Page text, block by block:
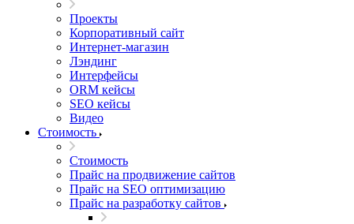
Проекты
Корпоративный сайт
Интернет-магазин
Лэндинг
Интерфейсы
ORM кейсы
SEO кейсы
Видео
Стоимость
Стоимость
Прайс на продвижение сайтов
Прайс на SEO оптимизацию
Прайс на разработку сайтов